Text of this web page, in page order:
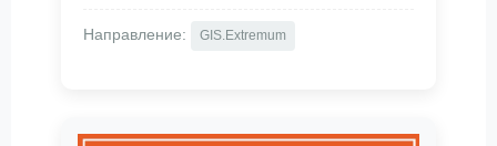
Направление: GIS.Extremum